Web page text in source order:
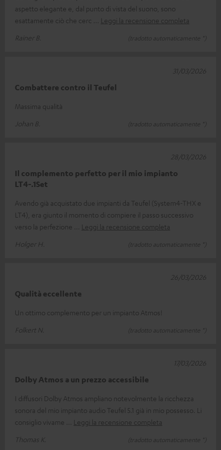
aspetto elegante e, dal punto di vista del suono, sono
esattamente ciò che cerc
Leggi la recensione completa
Rainer B.
(tradotto automaticamente *)
Combattere contro il Teufel
Massima qualità
Johan B.
(tradotto automaticamente *)
31/03/2026
Il complemento perfetto per il mio impianto
LT4-.1Set
Avendo già acquistato due impianti da Teufel (System4-THX e
LT4), era giunto il momento di compiere il passo successivo
verso la perfezione
Leggi la recensione completa
Holger H.
(tradotto automaticamente *)
28/03/2026
Qualità eccellente
Un ottimo complemento per un impianto Atmos!
Folkert N.
(tradotto automaticamente *)
26/03/2026
Dolby Atmos a un prezzo accessibile
I diffusori Dolby Atmos ampliano notevolmente la ricchezza
sonora del mio impianto audio Teufel 5.1 già in mio possesso. Li
consiglio vivame
Leggi la recensione completa
Thomas K.
(tradotto automaticamente *)
17/03/2026